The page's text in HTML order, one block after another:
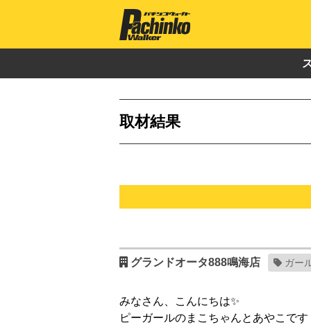
取材結果
グランドオータ888鳴海店 ガー
みなさん、こんにちは✨
ピーガールのまこちゃんとあやこです